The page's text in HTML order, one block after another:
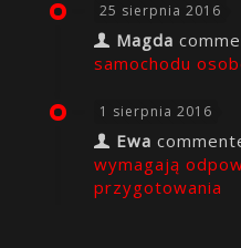
25 sierpnia 2016
Magda
samochodu
1 sierpnia 2016
Ewa
wymagają
przygotowania